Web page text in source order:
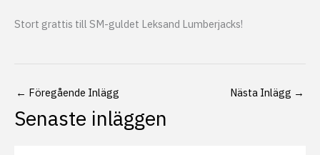
Stort grattis till SM-guldet Leksand Lumberjacks!
← Föregående Inlägg Nästa Inlägg →
Senaste inläggen